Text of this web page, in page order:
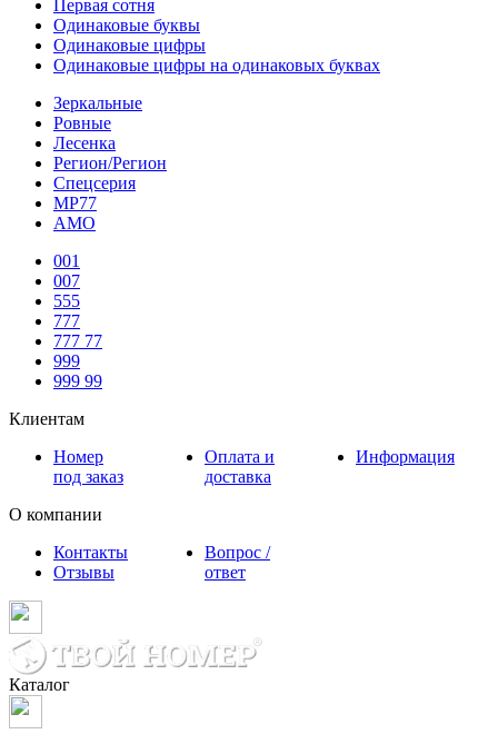
Первая сотня
Одинаковые буквы
Одинаковые цифры
Одинаковые цифры на одинаковых буквах
Зеркальные
Ровные
Лесенка
Регион/Регион
Спецсерия
МР77
АМО
001
007
555
777
777 77
999
999 99
Клиентам
Номер
под заказ
Оплата и
доставка
Информация
О компании
Контакты
Отзывы
Вопрос /
ответ
Каталог